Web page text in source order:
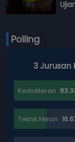
Polling
3 Jurusan
Kedokteran
Teknik Mesin